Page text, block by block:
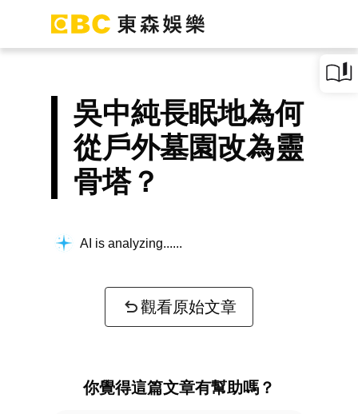
吳中純長眠地為何
從戶外墓園改為靈
骨塔？
AI is analyzing...
觀看原始文章
你覺得這篇文章有幫助嗎？